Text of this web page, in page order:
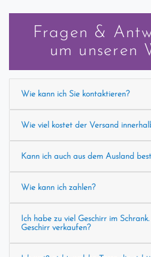
Fragen &
um unseren
Wie kann ich Sie kontaktieren?
Wie viel kostet der Versand
Kann ich auch aus dem Ausland
Wie kann ich zahlen?
Ich habe zu viel Geschirr im
Geschirr verkaufen?